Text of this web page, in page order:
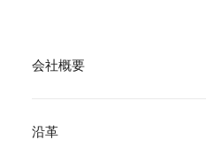
会社概要
沿革